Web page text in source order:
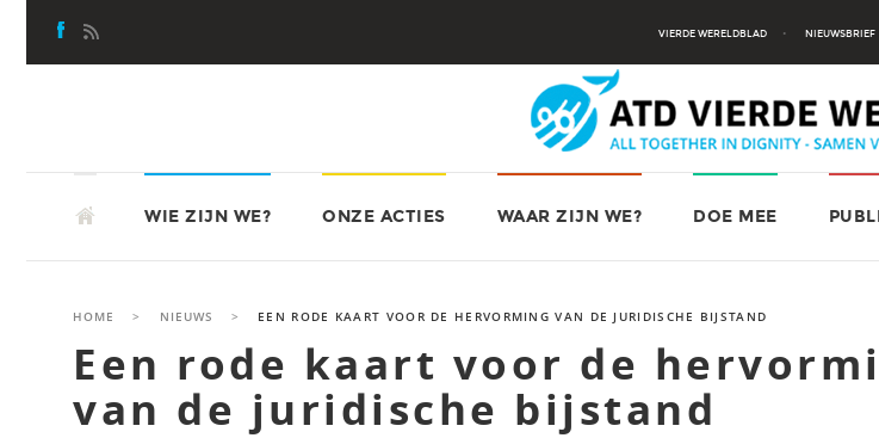
content
VIERDE WERELDBLAD NIEUWSBRIEF
ATD-VIERDEWERELD
TO
CONTENT WIE ZIJN WE? ONZE ACTIES WAAR ZIJN WE? DOE MEE
HOME > NIEUWS > EEN RODE KAART VOOR DE HERVORMING VAN DE JURIDISCHE BIJSTAND
Een rode kaart voor de
van de juridische bijstand